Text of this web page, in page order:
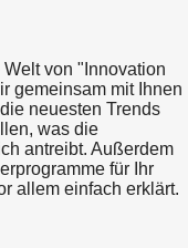
von "Innovation
gemeinsam mit Ihnen
neuesten Trends
was die
antreibt. Außerdem
für Ihr
allem einfach erklärt.